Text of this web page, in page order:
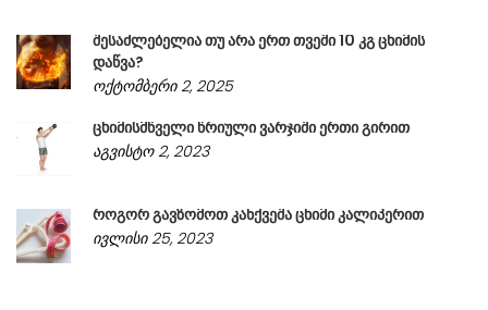
შესაძლებელია თუ არა ერთ თვეში 10 კგ ცხიმის
დაწვა?
ოქტომბერი 2, 2025
ცხიმისმწველი წრიული ვარჯიში ერთი გირით
აგვისტო 2, 2023
როგორ გავზომოთ კანქვეშა ცხიმი კალიპერით
ივლისი 25, 2023